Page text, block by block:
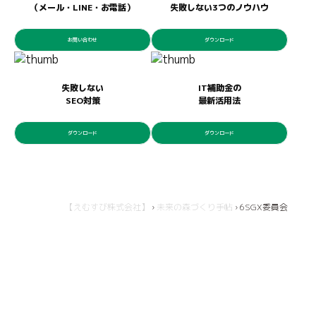
（メール・LINE・お電話）
お問い合わせ
失敗しない3つのノウハウ
ダウンロード
失敗しない
SEO対策
ダウンロード
IT補助金の
最新活用法
ダウンロード
【えむすび株式会社】 › 未来の森づくり手帖 ›6SGX委員会